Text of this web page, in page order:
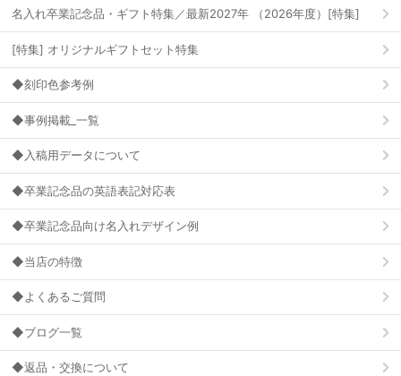
名入れ卒業記念品・ギフト特集／最新2027年 （2026年度）[特集]
[特集] オリジナルギフトセット特集
◆刻印色参考例
◆事例掲載_一覧
◆入稿用データについて
◆卒業記念品の英語表記対応表
◆卒業記念品向け名入れデザイン例
◆当店の特徴
◆よくあるご質問
◆ブログ一覧
◆返品・交換について